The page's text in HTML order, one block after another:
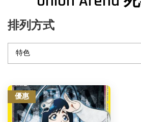
排列方式
優惠